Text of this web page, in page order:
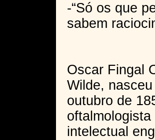
-“Só os que
sabem
Oscar Fingal
Wilde,
outubro de
intelectual